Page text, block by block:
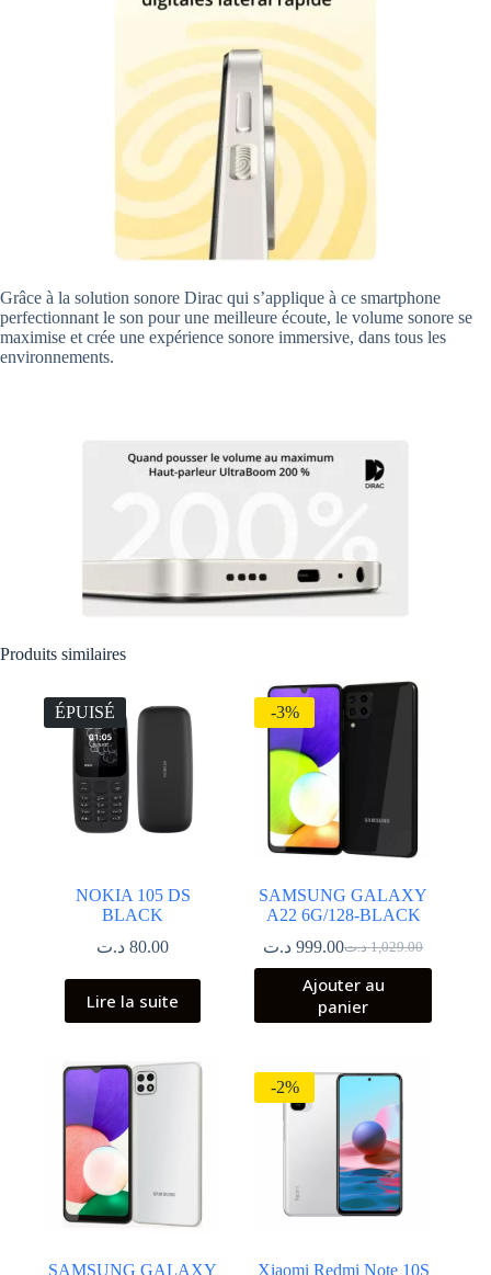
Grâce à la solution sonore Dirac qui s’applique à ce smartphone
perfectionnant le son pour une meilleure écoute, le volume sonore se
maximise et crée une expérience sonore immersive, dans tous les
environnements.
Produits similaires
ÉPUISÉ
NOKIA 105 DS
BLACK
80.00 د.ت
Lire la suite
-3%
SAMSUNG GALAXY
A22 6G/128-BLACK
1,029.00 د.ت
Le
prix
initial
était :
999.00 د.ت
Le
prix
actuel
est :
Ajouter au
panier
SAMSUNG GALAXY
-2%
Xiaomi Redmi Note 10S